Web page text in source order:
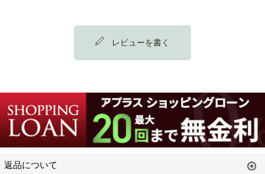
レビューを書く
返品について